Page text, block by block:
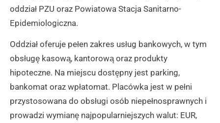
oddział PZU oraz Powiatowa Stacja Sanitarno-
Epidemiologiczna.
Oddział oferuje pełen zakres usług bankowych, w tym
obsługę kasową, kantorową oraz produkty
hipoteczne. Na miejscu dostępny jest parking,
bankomat oraz wpłatomat. Placówka jest w pełni
przystosowana do obsługi osób niepełnosprawnych i
prowadzi wymianę najpopularniejszych walut: EUR,